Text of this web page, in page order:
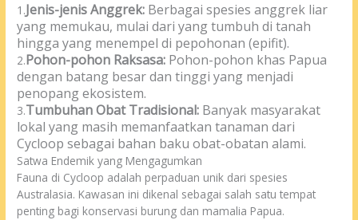
1.Jenis-jenis Anggrek: Berbagai spesies anggrek liar
yang memukau, mulai dari yang tumbuh di tanah
hingga yang menempel di pepohonan (epifit).
2.Pohon-pohon Raksasa: Pohon-pohon khas Papua
dengan batang besar dan tinggi yang menjadi
penopang ekosistem.
3.Tumbuhan Obat Tradisional: Banyak masyarakat
lokal yang masih memanfaatkan tanaman dari
Cycloop sebagai bahan baku obat-obatan alami.
Satwa Endemik yang Mengagumkan
Fauna di Cycloop adalah perpaduan unik dari spesies
Australasia. Kawasan ini dikenal sebagai salah satu tempat
penting bagi konservasi burung dan mamalia Papua.